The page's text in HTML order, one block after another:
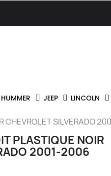
HUMMER JEEP LINCOLN
CHEVROLET SILVERADO
PLASTIQUE NOIR
2001-2006